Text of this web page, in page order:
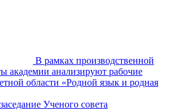
В рамках производственной
академии анализируют рабочие
области «Родной язык и родная
Ученого совета